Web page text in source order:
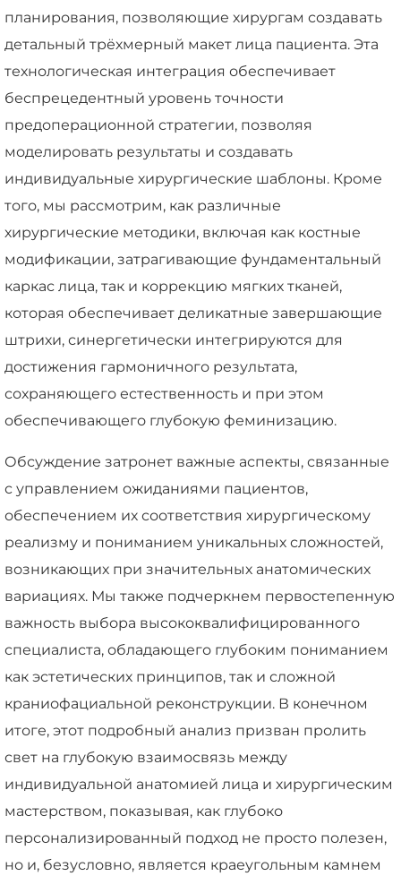
планирования, позволяющие хирургам создавать
детальный трёхмерный макет лица пациента. Эта
технологическая интеграция обеспечивает
беспрецедентный уровень точности
предоперационной стратегии, позволяя
моделировать результаты и создавать
индивидуальные хирургические шаблоны. Кроме
того, мы рассмотрим, как различные
хирургические методики, включая как костные
модификации, затрагивающие фундаментальный
каркас лица, так и коррекцию мягких тканей,
которая обеспечивает деликатные завершающие
штрихи, синергетически интегрируются для
достижения гармоничного результата,
сохраняющего естественность и при этом
обеспечивающего глубокую феминизацию.
Обсуждение затронет важные аспекты, связанные
с управлением ожиданиями пациентов,
обеспечением их соответствия хирургическому
реализму и пониманием уникальных сложностей,
возникающих при значительных анатомических
вариациях. Мы также подчеркнем первостепенную
важность выбора высококвалифицированного
специалиста, обладающего глубоким пониманием
как эстетических принципов, так и сложной
краниофациальной реконструкции. В конечном
итоге, этот подробный анализ призван пролить
свет на глубокую взаимосвязь между
индивидуальной анатомией лица и хирургическим
мастерством, показывая, как глубоко
персонализированный подход не просто полезен,
но и, безусловно, является краеугольным камнем